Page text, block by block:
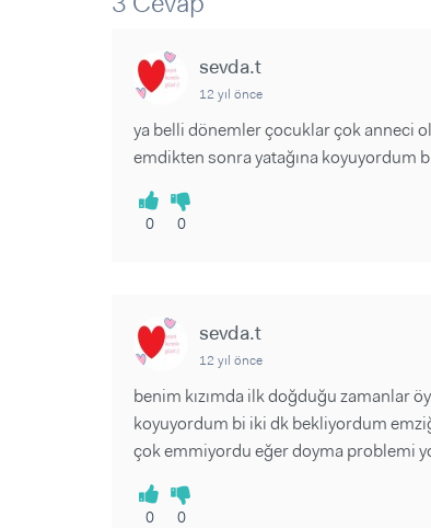
Sorular ve
Makaleler
sevda.t
12 yıl önce
ya belli dönemler çocuklar çok anneci
emdikten sonra yatağına koyuyordum
0 0
sevda.t
12 yıl önce
benim kızımda ilk doğduğu zamanlar
koyuyordum bi iki dk bekliyordum
çok emmiyordu eğer doyma problemi
0 0